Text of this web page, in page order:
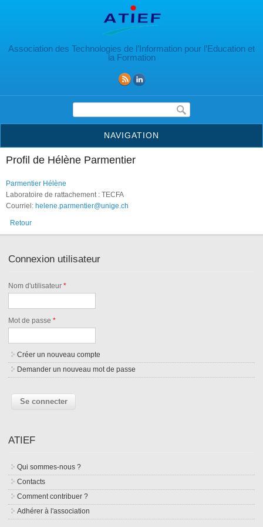
Association des Technologies de l’Information pour l’Education et
la Formation
Formulaire de recherche
NAVIGATION
Profil de Hélène Parmentier
Parmentier Hélène
Laboratoire de rattachement : TECFA
Courriel: helene.parmentier@unige.ch
Retour
Connexion utilisateur
Nom d'utilisateur*
Mot de passe*
Créer un nouveau compte
Demander un nouveau mot de passe
ATIEF
Qui sommes-nous ?
Contacts
Comment contribuer ?
Adhérer à l'association